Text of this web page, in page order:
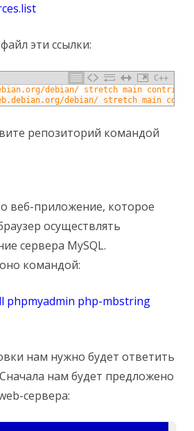
list
эти ссылки:
C++
debian/ stretch main contrib
debian/ stretch main
репозиторий командой
веб-приложение, которое
осуществлять
сервера MySQL.
командой:
phpmyadmin php-mbstring
нам нужно будет ответить
нам будет предложено
сервера: